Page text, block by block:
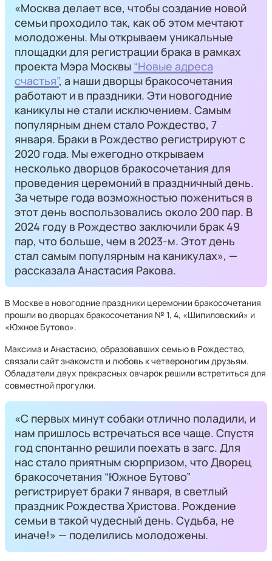
«Москва делает все, чтобы создание новой
семьи проходило так, как об этом мечтают
молодожены. Мы открываем уникальные
площадки для регистрации брака в рамках
проекта Мэра Москвы “Новые адреса
счастья”, а наши дворцы бракосочетания
работают и в праздники. Эти новогодние
каникулы не стали исключением. Самым
популярным днем стало Рождество, 7
января. Браки в Рождество регистрируют с
2020 года. Мы ежегодно открываем
несколько дворцов бракосочетания для
проведения церемоний в праздничный день.
За четыре года возможностью пожениться в
этот день воспользовались около 200 пар. В
2024 году в Рождество заключили брак 49
пар, что больше, чем в 2023-м. Этот день
стал самым популярным на каникулах», —
рассказала Анастасия Ракова.
В Москве в новогодние праздники церемонии бракосочетания
прошли во дворцах бракосочетания № 1, 4, «Шипиловский» и
«Южное Бутово».
Максима и Анастасию, образовавших семью в Рождество,
связали сайт знакомств и любовь к четвероногим друзьям.
Обладатели двух прекрасных овчарок решили встретиться для
совместной прогулки.
«С первых минут собаки отлично поладили, и
нам пришлось встречаться все чаще. Спустя
год спонтанно решили поехать в загс. Для
нас стало приятным сюрпризом, что Дворец
бракосочетания “Южное Бутово”
регистрирует браки 7 января, в светлый
праздник Рождества Христова. Рождение
семьи в такой чудесный день. Судьба, не
иначе!» — поделились молодожены.